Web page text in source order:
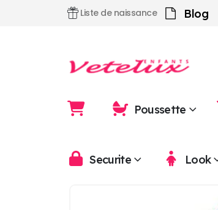
Liste de naissance Blog
Poussette
Securite Look